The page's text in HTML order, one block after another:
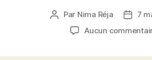
Auteur
l’article
Par Nima Réja
Date
7
Aucun